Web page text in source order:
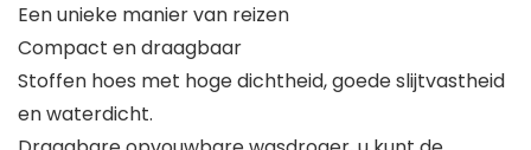
Een unieke manier van reizen
Compact en draagbaar
Stoffen hoes met hoge dichtheid, goede slijtvastheid
en waterdicht.